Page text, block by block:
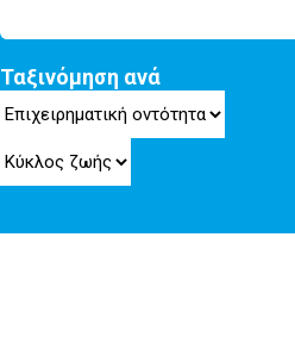
Ταξινόμηση ανά